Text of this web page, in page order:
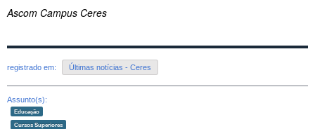
Ascom Campus Ceres
registrado em: Últimas notícias - Ceres
Assunto(s):
Educação
Cursos Superiores